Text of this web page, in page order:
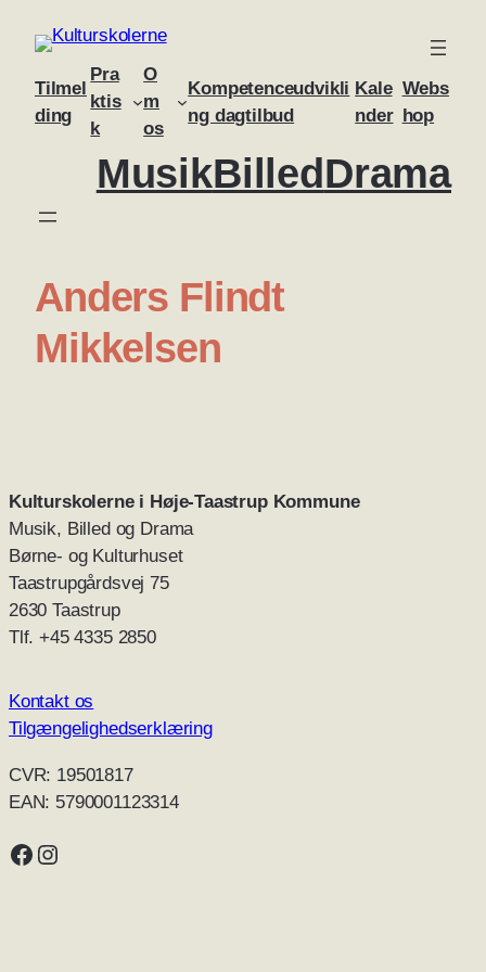
Tilmel
ding
Pra
ktis
k
O
m
os
Kompetenceudvikli
ng dagtilbud
Kale
nder
Webs
hop
MusikBilledDrama
Anders Flindt
Mikkelsen
Kulturskolerne i Høje-Taastrup Kommune
Musik, Billed og Drama
Børne- og Kulturhuset
Taastrupgårdsvej 75
2630 Taastrup
Tlf. +45 4335 2850
Kontakt os
Tilgængelighedserklæring
CVR: 19501817
EAN: 5790001123314
Kulturskolerne på Facebook Kultuskolerne på Instagram